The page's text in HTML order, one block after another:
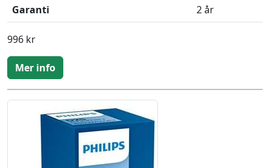
Garanti
2 år
996 kr
Mer info